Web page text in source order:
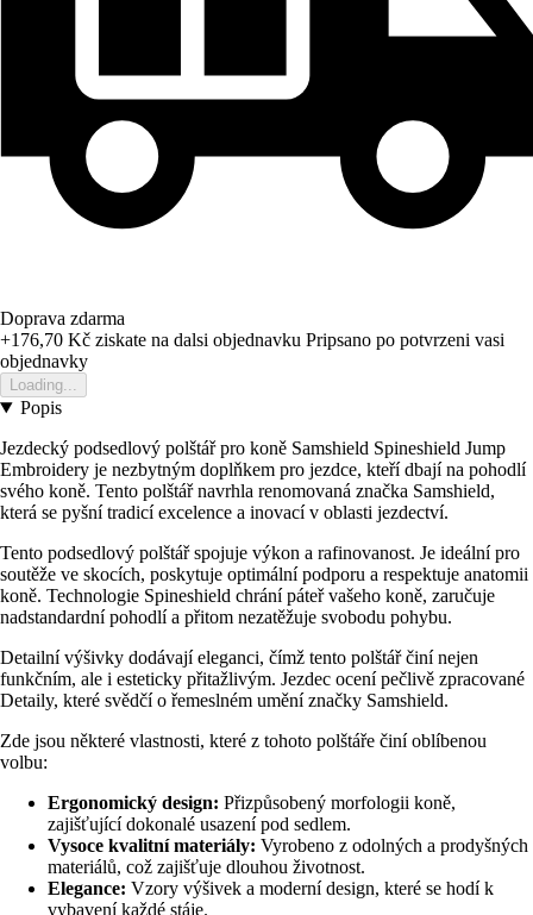
Doprava zdarma
+176,70 Kč ziskate na dalsi objednavku Pripsano po potvrzeni vasi
objednavky
Loading...
Popis
Jezdecký podsedlový polštář pro koně Samshield Spineshield Jump
Embroidery je nezbytným doplňkem pro jezdce, kteří dbají na pohodlí
svého koně. Tento polštář navrhla renomovaná značka Samshield,
která se pyšní tradicí excelence a inovací v oblasti jezdectví.
Tento podsedlový polštář spojuje výkon a rafinovanost. Je ideální pro
soutěže ve skocích, poskytuje optimální podporu a respektuje anatomii
koně. Technologie Spineshield chrání páteř vašeho koně, zaručuje
nadstandardní pohodlí a přitom nezatěžuje svobodu pohybu.
Detailní výšivky dodávají eleganci, čímž tento polštář činí nejen
funkčním, ale i esteticky přitažlivým. Jezdec ocení pečlivě zpracované
Detaily, které svědčí o řemeslném umění značky Samshield.
Zde jsou některé vlastnosti, které z tohoto polštáře činí oblíbenou
volbu:
Ergonomický design: Přizpůsobený morfologii koně,
zajišťující dokonalé usazení pod sedlem.
Vysoce kvalitní materiály: Vyrobeno z odolných a prodyšných
materiálů, což zajišťuje dlouhou životnost.
Elegance: Vzory výšivek a moderní design, které se hodí k
vybavení každé stáje.